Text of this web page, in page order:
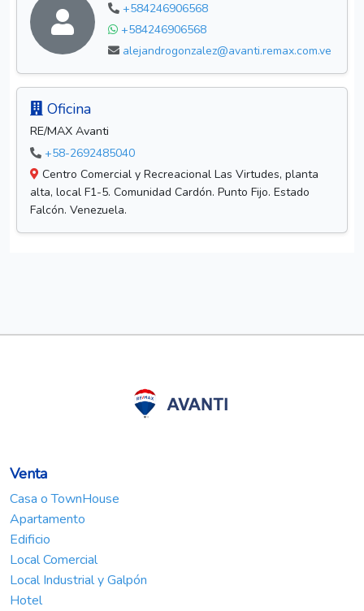
+584246906568
+584246906568
alejandrogonzalez@avanti.remax.com.ve
Oficina
RE/MAX Avanti
+58-2692485040
Centro Comercial y Recreacional Las Virtudes, planta
alta, local F1-5. Comunidad Cardón. Punto Fijo. Estado
Falcón. Venezuela.
Venta
Casa o TownHouse
Apartamento
Edificio
Local Comercial
Local Industrial y Galpón
Hotel